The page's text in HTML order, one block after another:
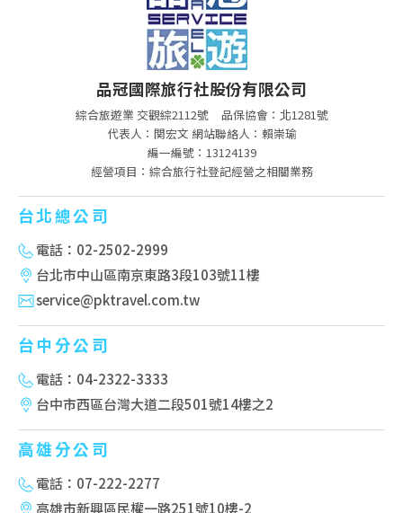
品冠國際旅行社股份有限公司
綜合旅遊業 交觀綜2112號
品保協會：北1281號
代表人：関宏文 網站聯絡人：賴崇瑜
編一編號：13124139
經營項目：綜合旅行社登記經營之相關業務
台北總公司
電話：02-2502-2999
台北市中山區南京東路3段103號11樓
service@pktravel.com.tw
台中分公司
電話：04-2322-3333
台中市西區台灣大道二段501號14樓之2
高雄分公司
電話：07-222-2277
高雄市新興區民權一路251號10樓-2